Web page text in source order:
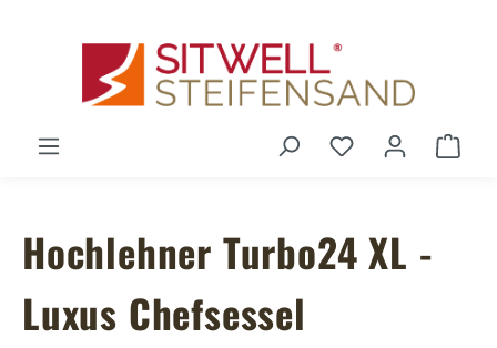
Du hast 0
Hochlehner Turbo24 XL -
Luxus Chefsessel